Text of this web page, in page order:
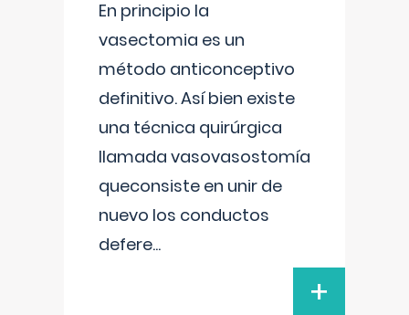
En principio la
vasectomia es un
método anticonceptivo
definitivo. Así bien existe
una técnica quirúrgica
llamada vasovasostomía
queconsiste en unir de
nuevo los conductos
defere...
+